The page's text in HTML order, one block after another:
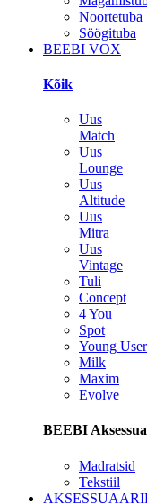
Noortetuba
Söögituba
BEEBI VOX
Kõik
Uus
Match
Uus
Lounge
Uus
Altitude
Uus
Mitra
Uus
Vintage
Tuli
Concept
4 You
Spot
Young
Milk
Maxim
Evolve
BEEBI
Madratsid
Tekstiil